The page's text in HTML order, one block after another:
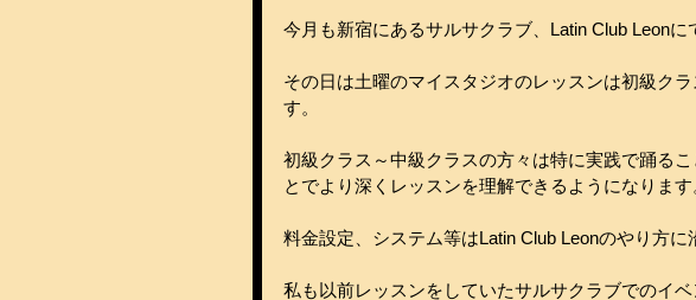
今月も新宿にあるサルサクラブ、Latin Club Leonに
その日は土曜のマイスタジオのレッスンは初級ク
す。
初級クラス～中級クラスの方々は特に実践で踊る
とでより深くレッスンを理解できるようになります
料金設定、システム等はLatin Club Leonのやり方に
私も以前レッスンをしていたサルサクラブでのイベ